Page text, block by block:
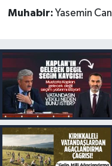
Muhabir: Yasemin Can